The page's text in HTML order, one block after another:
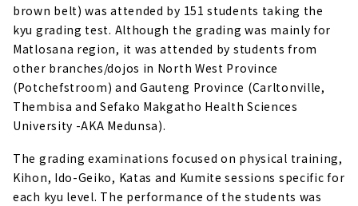
brown belt) was attended by 151 students taking the
kyu grading test. Although the grading was mainly for
Matlosana region, it was attended by students from
other branches/dojos in North West Province
(Potchefstroom) and Gauteng Province (Carltonville,
Thembisa and Sefako Makgatho Health Sciences
University -AKA Medunsa).
The grading examinations focused on physical training,
Kihon, Ido-Geiko, Katas and Kumite sessions specific for
each kyu level. The performance of the students was